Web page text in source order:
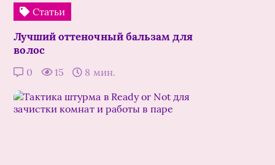
Статьи
Лучший оттеночный бальзам для
волос
0 15 8 мин.